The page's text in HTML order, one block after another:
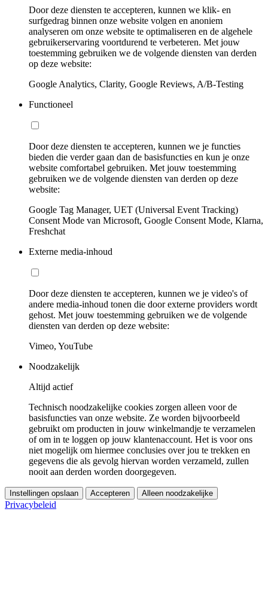
Door deze diensten te accepteren, kunnen we klik- en
surfgedrag binnen onze website volgen en anoniem
analyseren om onze website te optimaliseren en de algehele
gebruikerservaring voortdurend te verbeteren. Met jouw
toestemming gebruiken we de volgende diensten van derden
op deze website:
Google Analytics, Clarity, Google Reviews, A/B-Testing
Functioneel
Door deze diensten te accepteren, kunnen we je functies
bieden die verder gaan dan de basisfuncties en kun je onze
website comfortabel gebruiken. Met jouw toestemming
gebruiken we de volgende diensten van derden op deze
website:
Google Tag Manager, UET (Universal Event Tracking)
Consent Mode van Microsoft, Google Consent Mode, Klarna,
Freshchat
Externe media-inhoud
Door deze diensten te accepteren, kunnen we je video's of
andere media-inhoud tonen die door externe providers wordt
gehost. Met jouw toestemming gebruiken we de volgende
diensten van derden op deze website:
Vimeo, YouTube
Noodzakelijk
Altijd actief
Technisch noodzakelijke cookies zorgen alleen voor de
basisfuncties van onze website. Ze worden bijvoorbeeld
gebruikt om producten in jouw winkelmandje te verzamelen
of om in te loggen op jouw klantenaccount. Het is voor ons
niet mogelijk om hiermee conclusies over jou te trekken en
gegevens die als gevolg hiervan worden verzameld, zullen
nooit aan derden worden doorgegeven.
Instellingen opslaan Accepteren Alleen noodzakelijke
Privacybeleid